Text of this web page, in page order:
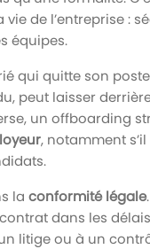
de l’entreprise :
équipes.
qui quitte son
peut laisser
un offboarding
, notamment
la conformité légale
dans les
litige ou à un